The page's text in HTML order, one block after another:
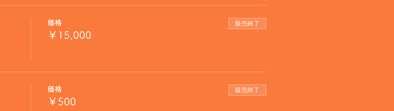
価格
￥15,000
販売終了
価格
￥500
販売終了